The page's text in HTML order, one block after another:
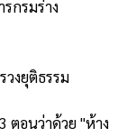
กรมร่าง
งยุติธรรม
อนว่าด้วย "ห้าง